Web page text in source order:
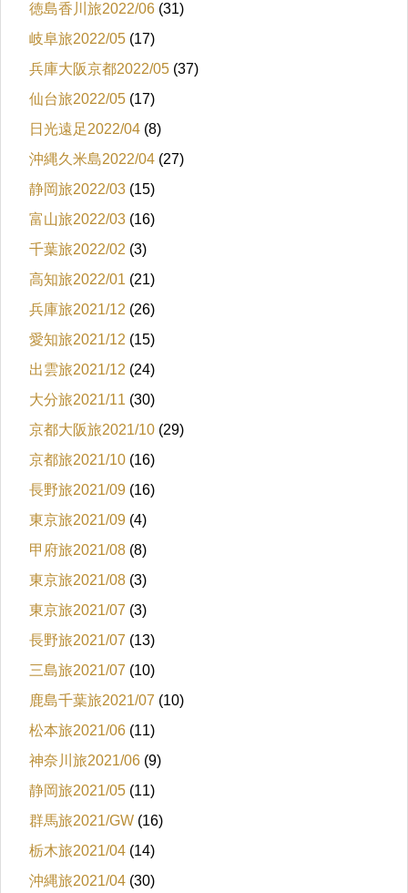
徳島香川旅2022/06 (31)
岐阜旅2022/05 (17)
兵庫大阪京都2022/05 (37)
仙台旅2022/05 (17)
日光遠足2022/04 (8)
沖縄久米島2022/04 (27)
静岡旅2022/03 (15)
富山旅2022/03 (16)
千葉旅2022/02 (3)
高知旅2022/01 (21)
兵庫旅2021/12 (26)
愛知旅2021/12 (15)
出雲旅2021/12 (24)
大分旅2021/11 (30)
京都大阪旅2021/10 (29)
京都旅2021/10 (16)
長野旅2021/09 (16)
東京旅2021/09 (4)
甲府旅2021/08 (8)
東京旅2021/08 (3)
東京旅2021/07 (3)
長野旅2021/07 (13)
三島旅2021/07 (10)
鹿島千葉旅2021/07 (10)
松本旅2021/06 (11)
神奈川旅2021/06 (9)
静岡旅2021/05 (11)
群馬旅2021/GW (16)
栃木旅2021/04 (14)
沖縄旅2021/04 (30)